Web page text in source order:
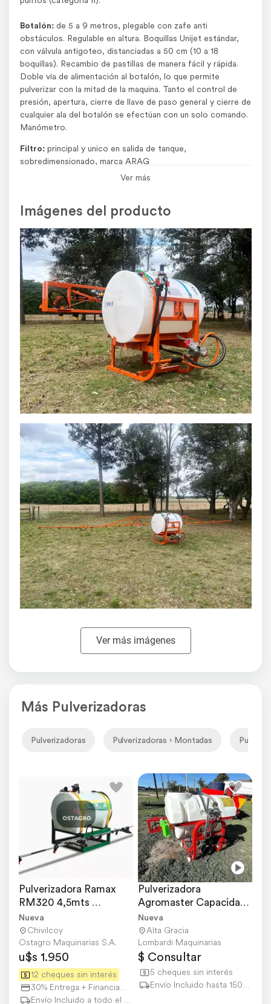
Botalón:de 5 a 9 metros, plegable con zafe anti
obstáculos. Regulable en altura. Boquillas Unijet estándar,
con válvula antigoteo, distanciadas a 50 cm (10 a 18
boquillas). Recambio de pastillas de manera fácil y rápida.
Doble vía de alimentación al botalón, lo que permite
pulverizar con la mitad de la maquina. Tanto el control de
presión, apertura, cierre de llave de paso general y cierre de
cualquier ala del botalón se efectúan con un solo comando.
Manómetro.
Filtro:principal y unico en salida de tanque,
sobredimensionado, marca ARAG
Pintura: pintada con epoxi al horno.
Excelente relación calidad/precio.
Opcionales. control remoto a distancia para boba electrica,
lanza para aplcaciones especificas.
No dude en consultarnos.
Simple, robusta, fuerte.
Por cualquier consultaescribinos haciendo clic aquí
Agroads.com no vende y no participa en ninguna negociación, venta o
perfeccionamiento de operaciones de este aviso.
El usuario asume toda la responsabilidad por la publicación.Denunciar
Ver más
Imágenes del producto
Ver más imágenes
Más Pulverizadoras
Pulverizadoras Pulverizadoras › Montadas
Pulverizadora Ramax
RM320 4,5mts
Rebatible
Nueva
Chivilcoy
Ostagro Maquinarias S.A.
u$s 1.950
12 cheques sin interés
30% Entrega + Financiación
Envío Incluido a todo el país
Pulverizadora
Agromaster Capacidad
de 400 Litros
Nueva
Alta Gracia
Lombardi Maquinarias
$ Consultar
5 cheques sin interés
Envío Incluido hasta 150 km